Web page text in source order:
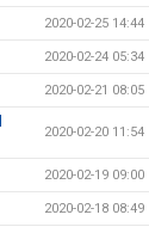
2020-02-25 14:44
2020-02-24 05:34
2020-02-21 08:05
2020-02-20 11:54
2020-02-19 09:00
2020-02-18 08:49